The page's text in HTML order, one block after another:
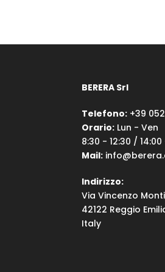
BERERA Srl
Telefono: +39
Orario: Lun - Ven
8:30 - 12:30 / 14:00
Mail:
Indirizzo:
Via Vincenzo
42122 Reggio
Italy